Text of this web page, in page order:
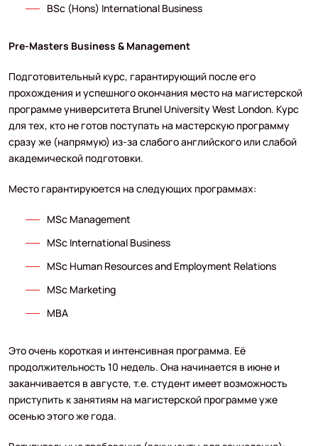
BSc (Hons) International Business
Pre-Masters Business & Management
Подготовительный курс, гарантирующий после его
прохождения и успешного окончания место на магистерской
программе университета Brunel University West London. Курс
для тех, кто не готов поступать на мастерскую программу
сразу же (напрямую) из-за слабого английского или слабой
академической подготовки.
Место гарантируюется на следующих программах:
MSc Management
MSc International Business
MSc Human Resources and Employment Relations
MSc Marketing
MBA
Это очень короткая и интенсивная программа. Её
продолжительность 10 недель. Она начинается в июне и
заканчивается в августе, т.е. студент имеет возможность
приступить к занятиям на магистерской программе уже
осенью этого же года.